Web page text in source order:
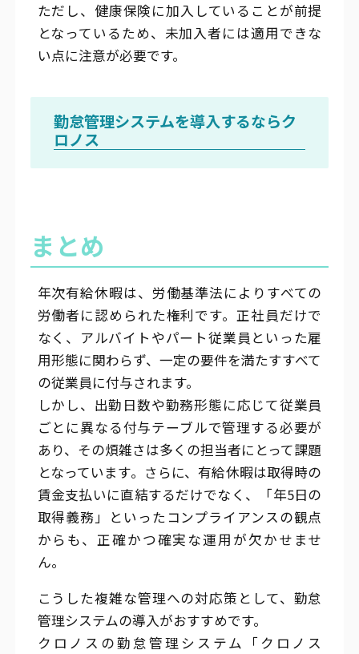
ただし、健康保険に加入していることが前提
となっているため、未加入者には適用できな
い点に注意が必要です。
勤怠管理システムを導入するならク
ロノス
まとめ
年次有給休暇は、労働基準法によりすべての
労働者に認められた権利です。正社員だけで
なく、アルバイトやパート従業員といった雇
用形態に関わらず、一定の要件を満たすすべて
の従業員に付与されます。
しかし、出勤日数や勤務形態に応じて従業員
ごとに異なる付与テーブルで管理する必要が
あり、その煩雑さは多くの担当者にとって課題
となっています。さらに、有給休暇は取得時の
賃金支払いに直結するだけでなく、「年5日の
取得義務」といったコンプライアンスの観点
からも、正確かつ確実な運用が欠かせませ
ん。
こうした複雑な管理への対応策として、勤怠
管理システムの導入がおすすめです。
クロノスの勤怠管理システム「クロノス